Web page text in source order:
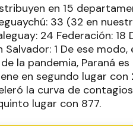
en 15
33 (32 en
24 Federación: 18
Salvador: 1 De ese
la pandemia, Paraná
en segundo lugar con
la curva de
lugar con 877.